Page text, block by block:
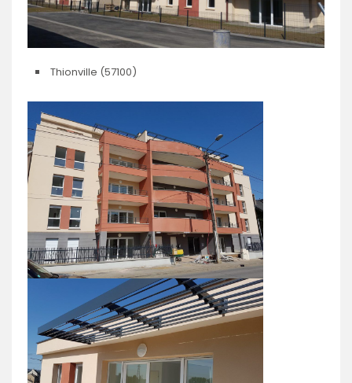
Thionville (57100)